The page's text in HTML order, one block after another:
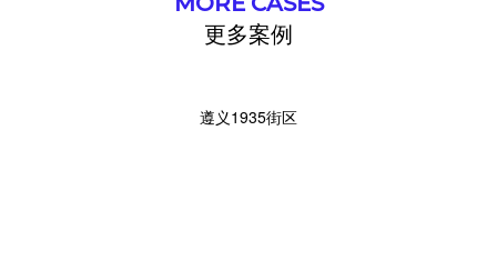
更多案例
遵义1935街区